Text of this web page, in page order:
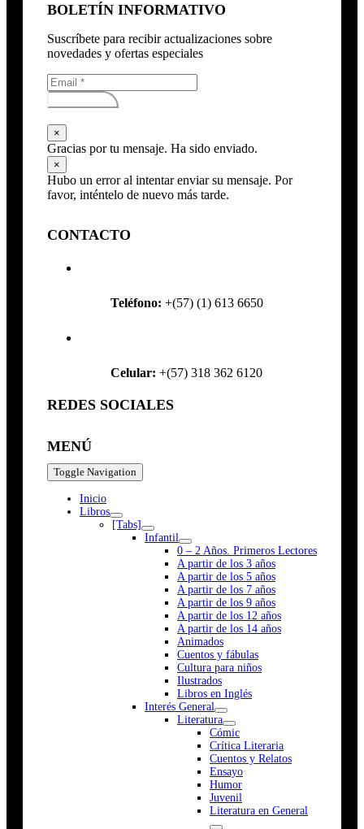
BOLETÍN INFORMATIVO
Suscríbete para recibir actualizaciones sobre
novedades y ofertas especiales
Subscribirse
×
Gracias por tu mensaje. Ha sido enviado.
×
Hubo un error al intentar enviar su mensaje. Por
favor, inténtelo de nuevo más tarde.
CONTACTO
Teléfono: +(57) (1) 613 6650
Celular: +(57) 318 362 6120
REDES SOCIALES
MENÚ
Toggle Navigation
Inicio
Libros
[Tabs]
Infantil
0 – 2 Años. Primeros Lectores
A partir de los 3 años
A partir de los 5 años
A partir de los 7 años
A partir de los 9 años
A partir de los 12 años
A partir de los 14 años
Animados
Cuentos y fábulas
Cultura para niños
Ilustrados
Libros en Inglés
Interés General
Literatura
Cómic
Crítica Literaria
Cuentos y Relatos
Ensayo
Humor
Juvenil
Literatura en General